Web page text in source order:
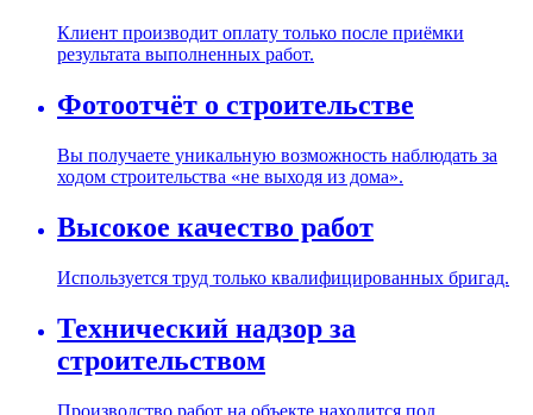
Клиент производит оплату только после приёмки
результата выполненных работ.
Фотоотчёт о строительстве
Вы получаете уникальную возможность наблюдать за
ходом строительства «не выходя из дома».
Высокое качество работ
Используется труд только квалифицированных бригад.
Технический надзор за
строительством
Производство работ на объекте находится под